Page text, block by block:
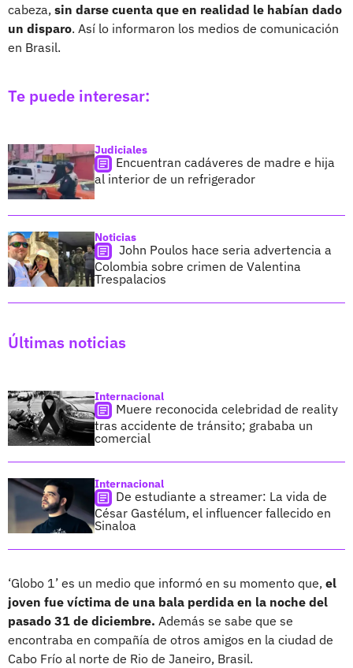
cabeza, sin darse cuenta que en realidad le habían dado
un disparo. Así lo informaron los medios de comunicación
en Brasil.
Te puede interesar:
Judiciales
Encuentran cadáveres de madre e hija
al interior de un refrigerador
Noticias
John Poulos hace seria advertencia a
Colombia sobre crimen de Valentina
Trespalacios
Últimas noticias
Internacional
Muere reconocida celebridad de reality
tras accidente de tránsito; grababa un
comercial
Internacional
De estudiante a streamer: La vida de
César Gastélum, el influencer fallecido en
Sinaloa
‘Globo 1’ es un medio que informó en su momento que, el
joven fue víctima de una bala perdida en la noche del
pasado 31 de diciembre. Además se sabe que se
encontraba en compañía de otros amigos en la ciudad de
Cabo Frío al norte de Rio de Janeiro, Brasil.